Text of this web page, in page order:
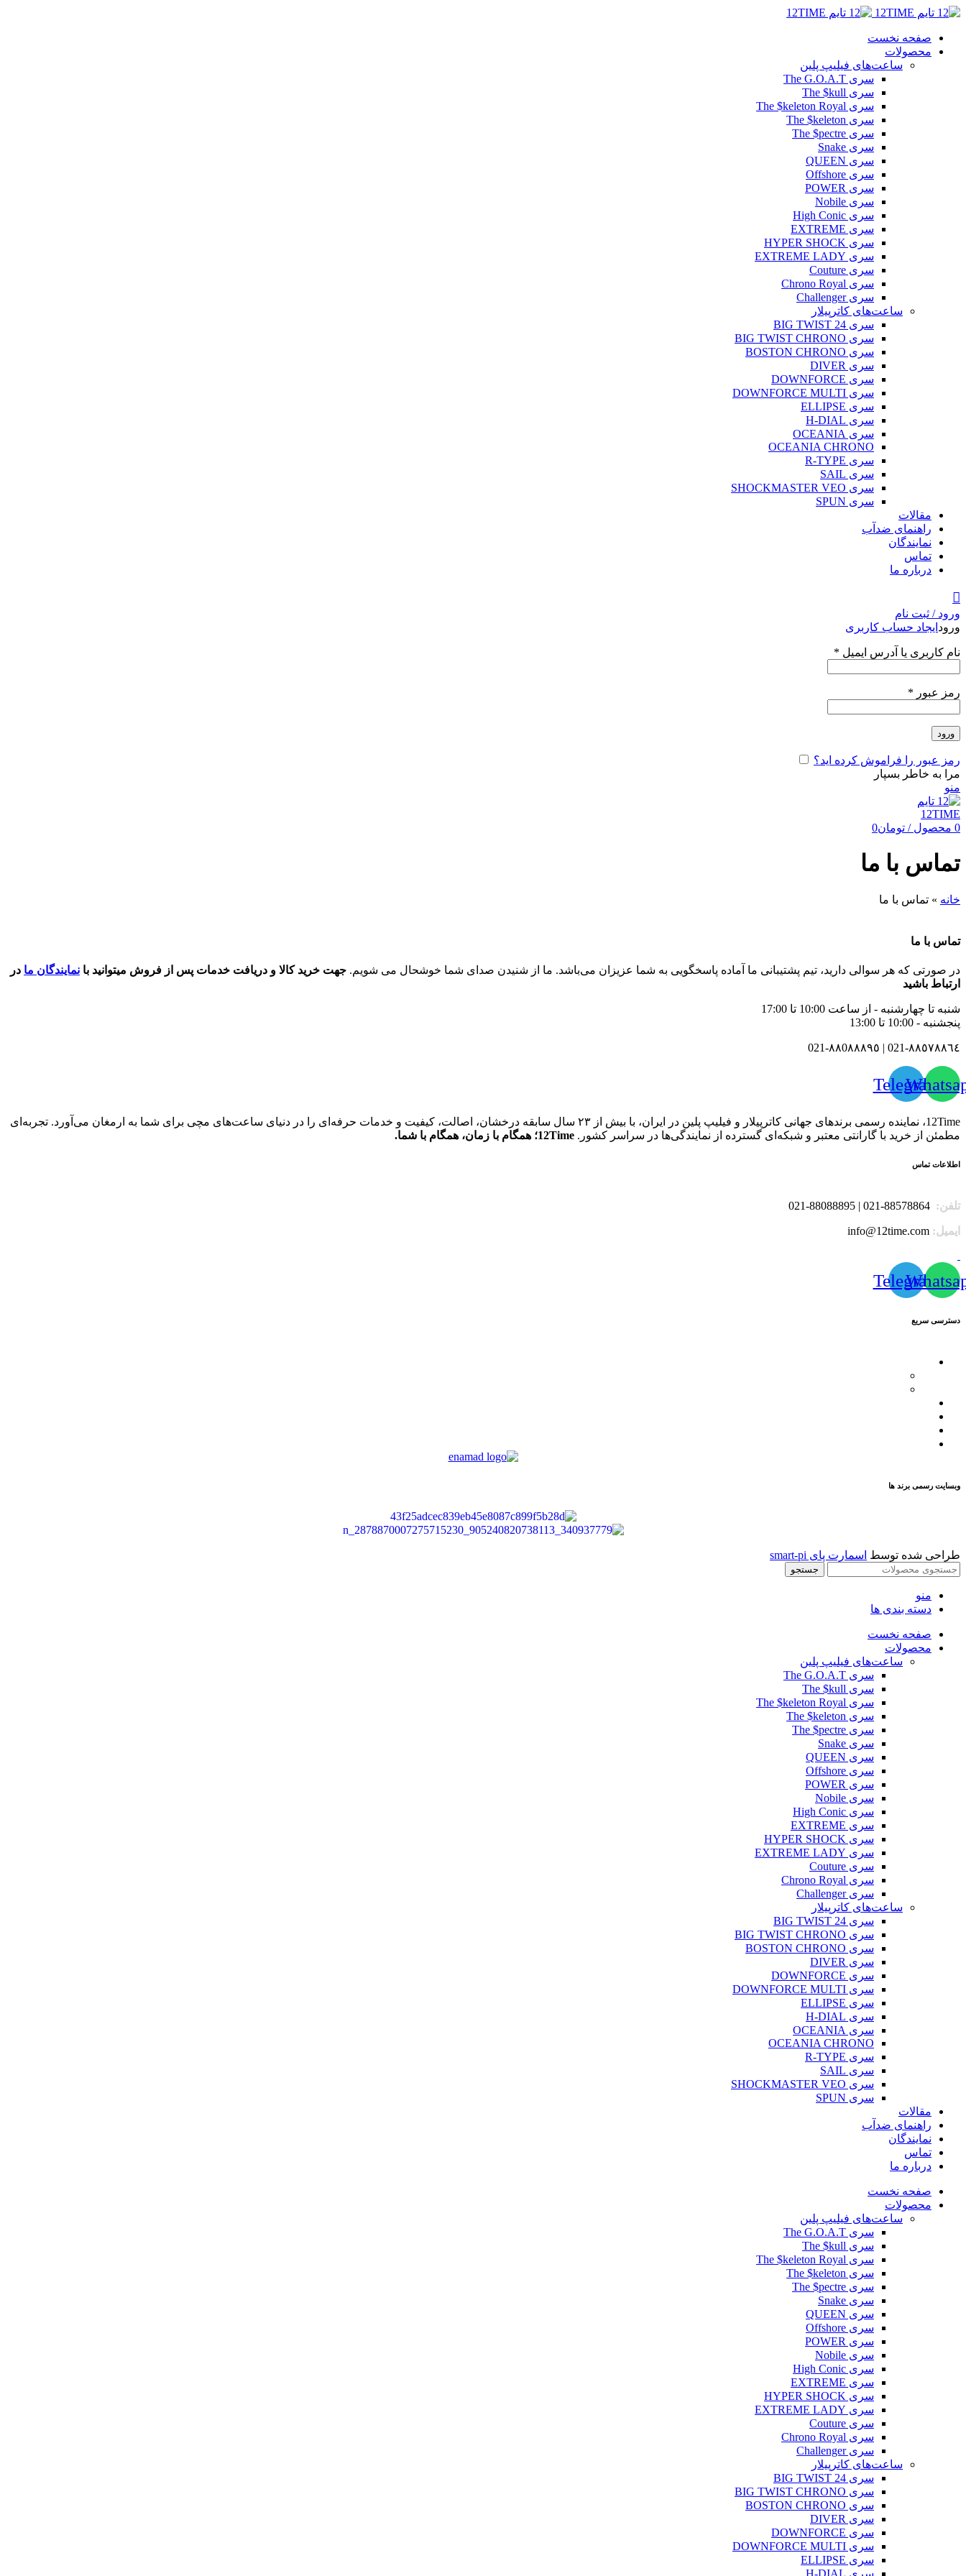
صفحه نخست
محصولات
ساعت‌های فیلیپ پلین
سری The G.O.A.T
سری The $kull
سری The $keleton Royal
سری The $keleton
سری The $pectre
سری Snake
سری QUEEN
سری Offshore
سری POWER
سری Nobile
سری High Conic
سری EXTREME
سری HYPER SHOCK
سری EXTREME LADY
سری Couture
سری Chrono Royal
سری Challenger
ساعت‌های کاترپیلار
سری BIG TWIST 24
سری BIG TWIST CHRONO
سری BOSTON CHRONO
سری DIVER
سری DOWNFORCE
سری DOWNFORCE MULTI
سری ELLIPSE
سری H-DIAL
سری OCEANIA
OCEANIA CHRONO
سری R-TYPE
سری SAIL
سری SHOCKMASTER VEO
سری SPUN
مقالات
راهنمای ضدآب
نمایندگان
تماس
درباره ما
ورود / ثبت نام
ورود ایجاد حساب کاربری
نام کاربری یا آدرس ایمیل *
رمز عبور *
ورود
رمز عبور را فراموش کرده اید؟
مرا به خاطر بسپار
منو
0 محصول / تومان0
تماس با ما
خانه » تماس با ما
تماس با ما
در صورتی که هر سوالی دارید، تیم پشتیبانی ما آماده پاسخگویی به شما عزیزان می‌باشد. ما از شنیدن صدای شما خوشحال می شویم. جهت خرید کالا و دریافت خدمات پس از فروش میتوانید با نمایندگان ​ما در
ارتباط باشید
شنبه تا چهارشنبه - از ساعت 10:00 تا 17:00
پنجشنبه - 10:00 تا 13:00
٨٨٥٧٨٨٦٤-021 | ٨٨0٨٨٨٩٥-021
Telegram
12Time، نماینده رسمی برندهای جهانی کاترپیلار و فیلیپ پلین در ایران، با بیش از ۲۳ سال سابقه درخشان، اصالت، کیفیت و خدمات حرفه‌ای را در دنیای ساعت‌های مچی برای شما به ارمغان می‌آورد. تجربه‌ای
مطمئن از خرید با گارانتی معتبر و شبکه‌ای گسترده از نمایندگی‌ها در سراسر کشور. 12Time؛ همگام با زمان، همگام با شما.
اطلاعات تماس
تلفن:
ایمیل: info@12time.com
Telegram
دسترسی سریع
وبسایت رسمی برند ها
طراحی شده توسط اسمارت پای smart-pi
جستجو
منو
دسته بندی ها
صفحه نخست
محصولات
ساعت‌های فیلیپ پلین
سری The G.O.A.T
سری The $kull
سری The $keleton Royal
سری The $keleton
سری The $pectre
سری Snake
سری QUEEN
سری Offshore
سری POWER
سری Nobile
سری High Conic
سری EXTREME
سری HYPER SHOCK
سری EXTREME LADY
سری Couture
سری Chrono Royal
سری Challenger
ساعت‌های کاترپیلار
سری BIG TWIST 24
سری BIG TWIST CHRONO
سری BOSTON CHRONO
سری DIVER
سری DOWNFORCE
سری DOWNFORCE MULTI
سری ELLIPSE
سری H-DIAL
سری OCEANIA
OCEANIA CHRONO
سری R-TYPE
سری SAIL
سری SHOCKMASTER VEO
سری SPUN
مقالات
راهنمای ضدآب
نمایندگان
تماس
درباره ما
صفحه نخست
محصولات
ساعت‌های فیلیپ پلین
سری The G.O.A.T
سری The $kull
سری The $keleton Royal
سری The $keleton
سری The $pectre
سری Snake
سری QUEEN
سری Offshore
سری POWER
سری Nobile
سری High Conic
سری EXTREME
سری HYPER SHOCK
سری EXTREME LADY
سری Couture
سری Chrono Royal
سری Challenger
ساعت‌های کاترپیلار
سری BIG TWIST 24
سری BIG TWIST CHRONO
سری BOSTON CHRONO
سری DIVER
سری DOWNFORCE
سری DOWNFORCE MULTI
سری ELLIPSE
سری H-DIAL